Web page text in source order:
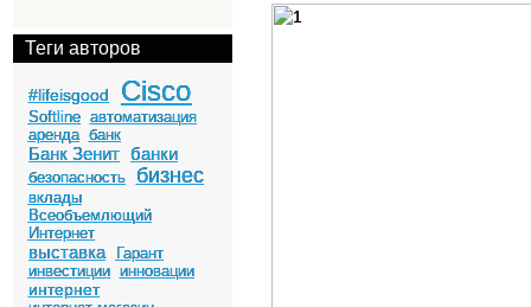
Теги авторов
#lifeisgood Cisco
Softline автоматизация
аренда банк
Банк Зенит банки
безопасность бизнес
вклады
Всеобъемлющий
Интернет
выставка
Гарант
инвестиции инновации
интернет